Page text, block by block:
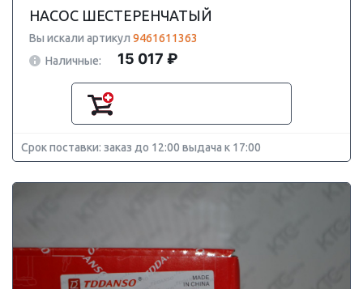
НАСОС ШЕСТЕРЕНЧАТЫЙ
Вы искали артикул 9461611363
Наличные:
15 017 ₽
Срок поставки: заказ до 12:00 выдача к 17:00